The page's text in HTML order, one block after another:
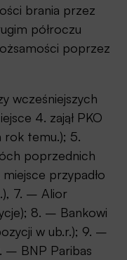
brania przez
półroczu
poprzez
wcześniejszych
4. zajął PKO
rok temu.); 5.
poprzednich
przypadło
7. – Alior
8. – Bankowi
w ub.r.); 9. –
– BNP Paribas